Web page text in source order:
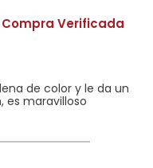
Compra Verificada
de color y le da un
es maravilloso